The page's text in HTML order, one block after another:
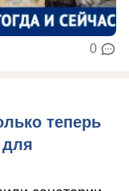
0
теперь